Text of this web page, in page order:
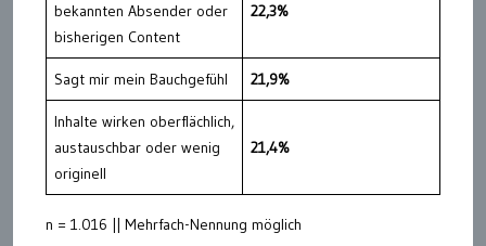
bekannten Absender oder
bisherigen Content
22,3%
Sagt mir mein Bauchgefühl 21,9%
Inhalte wirken oberflächlich,
austauschbar oder wenig
originell
21,4%
n = 1.016 || Mehrfach-Nennung möglich